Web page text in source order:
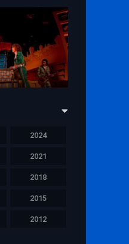
2024
2021
2018
2015
2012